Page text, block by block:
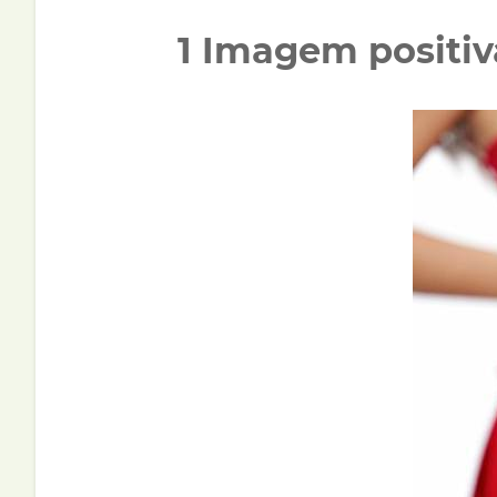
1 Imagem